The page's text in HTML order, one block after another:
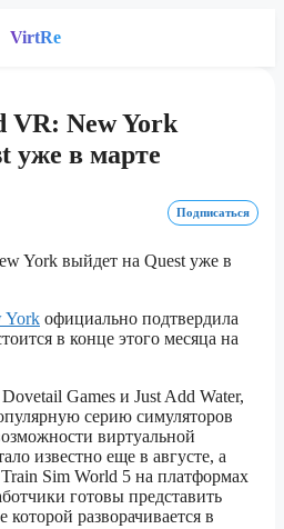
VirtRe
VR: New York
уже в марте
Подписаться
York официально подтвердила
в конце этого месяца на
Games и Just Add Water,
серию симуляторов
виртуальной
известно еще в августе, а
Sim World 5 на платформах
готовы представить
разворачивается в